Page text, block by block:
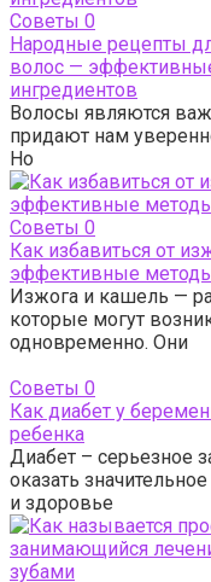
Советы 0
Народные рецепты
волос —
ингредиентов
Волосы являются
придают нам
Но
Советы 0
Как избавиться от
эффективные
Изжога и кашель —
которые могут
одновременно. Они
Советы 0
Как диабет у
ребенка
Диабет – серьезное
оказать
и здоровье